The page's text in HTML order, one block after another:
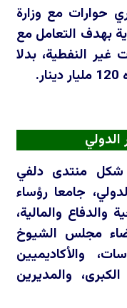
حوارات مع وزارة
بهدف التعامل مع
غير النفطية، بدلا
الدولي
منتدى دلفي
جامعا رؤساء
والدفاع والمالية،
مجلس الشيوخ
والأكاديميين
والمديرين